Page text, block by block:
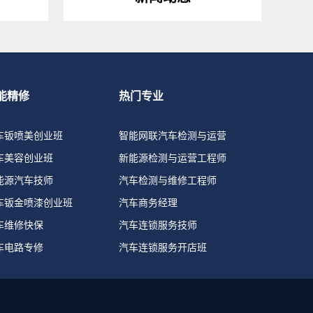
精修
钣喷美创业班
美容创业班
源汽车技师
钣金喷漆创业班
维修快保
电路专修
热门专业
智能网联汽车检测与运营
新能源检测与运营工程师
汽车检测与维修工程师
汽车商务经理
汽车连锁服务技师
汽车连锁服务开店班